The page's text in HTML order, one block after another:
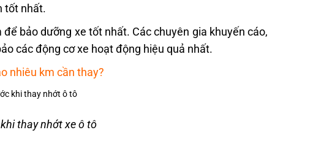
tốt nhất.
bảo dưỡng xe tốt nhất. Các chuyên gia khuyến cáo,
các động cơ xe hoạt động hiệu quả nhất.
nhiêu km cần thay?
thay nhớt xe ô tô